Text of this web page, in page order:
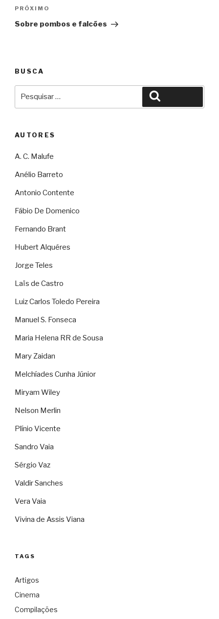
Próximo
PRÓXIMO
Sobre pombos e falcões
BUSCA
AUTORES
A. C. Malufe
Anélio Barreto
Antonio Contente
Fábio De Domenico
Fernando Brant
Hubert Alquéres
Jorge Teles
Laïs de Castro
Luiz Carlos Toledo Pereira
Manuel S. Fonseca
Maria Helena RR de Sousa
Mary Zaidan
Melchíades Cunha Júnior
Miryam Wiley
Nelson Merlin
Plínio Vicente
Sandro Vaia
Sérgio Vaz
Valdir Sanches
Vera Vaia
Vivina de Assis Viana
TAGS
Artigos
Cinema
Compilações